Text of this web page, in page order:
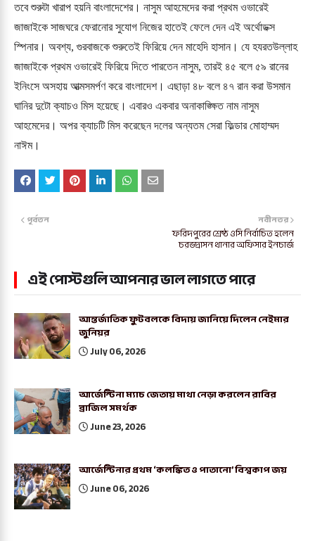
তবে শুরুটা খারাপ হয়নি বাংলাদেশের। নাসুম আহমেদের করা প্রথম ওভারেই
জাজাইকে সাজঘরে ফেরানোর সুযোগ নিজের হাতেই ফেলে দেন এই অর্থোডক্স
স্পিনার। অবশ্য, গুরবাজকে শুরুতেই ফিরিয়ে দেন মাহেদি হাসান। যে হযরতউল্লাহ
জাজাইকে প্রথম ওভারেই ফিরিয়ে দিতে পারতেন নাসুম, তারই ৪৫ বলে ৫৯ রানের
ইনিংসে অসহায় আত্মসমর্পণ করে বাংলাদেশ। এছাড়া ৪৮ বলে ৪৭ রান করা উসমান
ঘানির দুটো ক্যাচও মিস হয়েছে। এবারও একবার অনাকাঙ্ক্ষিত নাম নাসুম
আহমেদের। অপর ক্যাচটি মিস করেছেন দলের অন্যতম সেরা ফিল্ডার মোহাম্মদ
নাঈম।
নবীনতর
ফরিদপুরের শ্রেষ্ঠ ওসি নির্বাচিত হলেন
চরভদ্রাসন থানার অফিসার ইনচার্জ
পূর্বতন
এই পোস্টগুলি আপনার ভাল লাগতে পারে
আন্তর্জাতিক ফুটবলকে বিদায় জানিয়ে দিলেন নেইমার
জুনিয়র
July 06, 2026
আর্জেন্টিনা ম্যাচ জেতায় মাথা নেড়া করলেন রাবির
ব্রাজিল সমর্থক
June 23, 2026
আর্জেন্টিনার প্রথম ‘কলঙ্কিত ও পাতানো’ বিশ্বকাপ জয়
June 06, 2026